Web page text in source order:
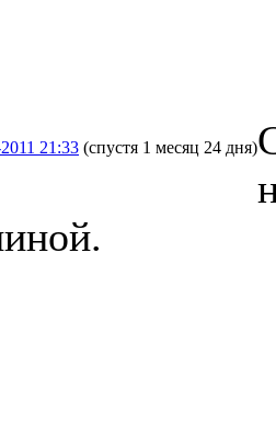
21:33 (спустя 1 месяц 24 дня)